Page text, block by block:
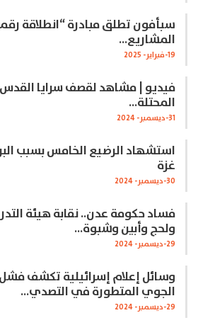
سبأفون تطلق مبادرة “انطلاقة
المشاريع…
19-فبراير- 2025
فيديو | مشاهد لقصف سرايا
المحتلة…
31-ديسمبر- 2024
استشهاد الرضيع الخامس بسبب
غزة
30-ديسمبر- 2024
فساد حكومة عدن.. نقابة هيئة
ولحج وأبين وشبوة…
29-ديسمبر- 2024
وسائل إعلام إسرائيلية تكشف
الجوي المتطورة في التصدي…
29-ديسمبر- 2024